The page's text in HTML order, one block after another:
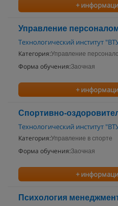
+
Управление
Технологический институт
Категория:Управление
Форма обучения:Заочная
+
Спортивно-
Технологический институт
Категория:Управление в спорте
Форма обучения:Заочная
+
Психология